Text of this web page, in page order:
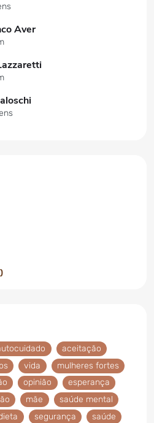
Aver
aceitação
vida
mulheres fortes
opinião
esperança
mãe
saúde mental
segurança
saúde